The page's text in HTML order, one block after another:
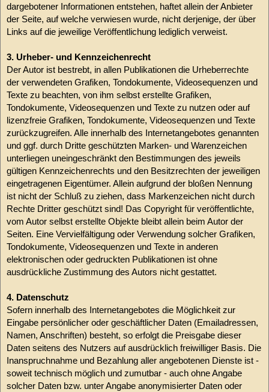
dargebotener Informationen entstehen, haftet allein der Anbieter
der Seite, auf welche verwiesen wurde, nicht derjenige, der über
Links auf die jeweilige Veröffentlichung lediglich verweist.
3. Urheber- und Kennzeichenrecht
Der Autor ist bestrebt, in allen Publikationen die Urheberrechte
der verwendeten Grafiken, Tondokumente, Videosequenzen und
Texte zu beachten, von ihm selbst erstellte Grafiken,
Tondokumente, Videosequenzen und Texte zu nutzen oder auf
lizenzfreie Grafiken, Tondokumente, Videosequenzen und Texte
zurückzugreifen. Alle innerhalb des Internetangebotes genannten
und ggf. durch Dritte geschützten Marken- und Warenzeichen
unterliegen uneingeschränkt den Bestimmungen des jeweils
gültigen Kennzeichenrechts und den Besitzrechten der jeweiligen
eingetragenen Eigentümer. Allein aufgrund der bloßen Nennung
ist nicht der Schluß zu ziehen, dass Markenzeichen nicht durch
Rechte Dritter geschützt sind! Das Copyright für veröffentlichte,
vom Autor selbst erstellte Objekte bleibt allein beim Autor der
Seiten. Eine Vervielfältigung oder Verwendung solcher Grafiken,
Tondokumente, Videosequenzen und Texte in anderen
elektronischen oder gedruckten Publikationen ist ohne
ausdrückliche Zustimmung des Autors nicht gestattet.
4. Datenschutz
Sofern innerhalb des Internetangebotes die Möglichkeit zur
Eingabe persönlicher oder geschäftlicher Daten (Emailadressen,
Namen, Anschriften) besteht, so erfolgt die Preisgabe dieser
Daten seitens des Nutzers auf ausdrücklich freiwilliger Basis. Die
Inanspruchnahme und Bezahlung aller angebotenen Dienste ist -
soweit technisch möglich und zumutbar - auch ohne Angabe
solcher Daten bzw. unter Angabe anonymisierter Daten oder